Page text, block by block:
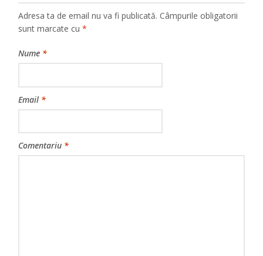
Adresa ta de email nu va fi publicată. Câmpurile obligatorii
sunt marcate cu*
Nume *
Email *
Comentariu *